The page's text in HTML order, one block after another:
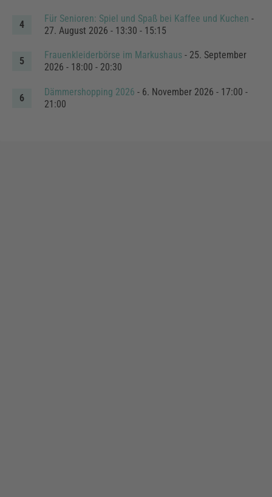
Für Senioren: Spiel und Spaß bei Kaffee und Kuchen -
27. August 2026 - 13:30 - 15:15
Frauenkleiderbörse im Markushaus- 25. September
2026 - 18:00 - 20:30
Dämmershopping 2026 - 6. November 2026 - 17:00 -
21:00